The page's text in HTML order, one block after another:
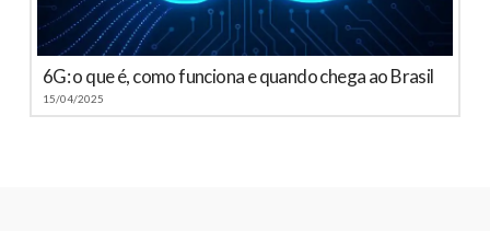
6G: o que é, como funciona e quando chega ao Brasil
15/04/2025